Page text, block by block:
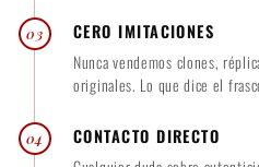
03
CERO IMITACIONES
Nunca vendemos clones,
originales. Lo que dice el
04
CONTACTO DIRECTO